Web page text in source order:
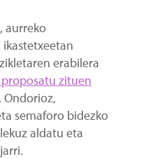
aurreko
ikastetxeetan
erabilera
zituen
semaforo bidezko
lekuz aldatu eta
jarri.